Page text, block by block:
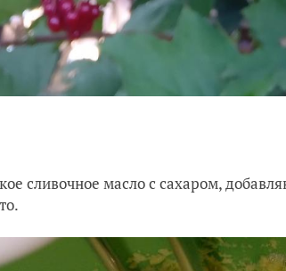
сливочное масло с сахаром,